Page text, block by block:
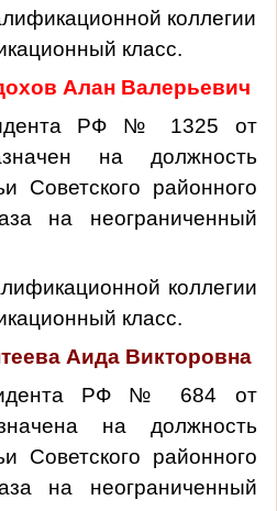
коллегии
класс.
Алан Валерьевич
РФ № 1325 от
на должность
Советского районного
на неограниченный
коллегии
класс.
Аида Викторовна
РФ № 684 от
на должность
Советского районного
на неограниченный